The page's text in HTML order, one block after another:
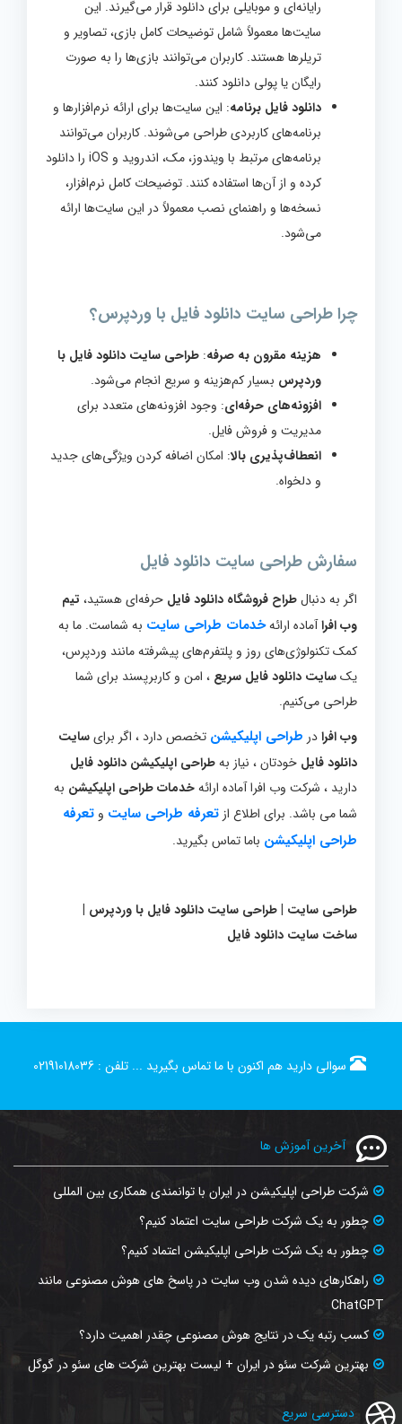
رایانه‌ای و موبایلی برای دانلود قرار می‌گیرند. این
سایت‌ها معمولاً شامل توضیحات کامل بازی، تصاویر و
تریلرها هستند. کاربران می‌توانند بازی‌ها را به صورت
رایگان یا پولی دانلود کنند.
دانلود فایل برنامه: این سایت‌ها برای ارائه نرم‌افزارها و
برنامه‌های کاربردی طراحی می‌شوند. کاربران می‌توانند
برنامه‌های مرتبط با ویندوز، مک، اندروید و iOS را دانلود
کرده و از آن‌ها استفاده کنند. توضیحات کامل نرم‌افزار،
نسخه‌ها و راهنمای نصب معمولاً در این سایت‌ها ارائه
می‌شود.
چرا طراحی سایت دانلود فایل با وردپرس؟
هزینه مقرون به صرفه: طراحی سایت دانلود فایل با
وردپرس بسیار کم‌هزینه و سریع انجام می‌شود.
افزونه‌های حرفه‌ای: وجود افزونه‌های متعدد برای
مدیریت و فروش فایل.
انعطاف‌پذیری بالا: امکان اضافه کردن ویژگی‌های جدید
و دلخواه.
سفارش طراحی سایت دانلود فایل
اگر به دنبالطراح فروشگاه دانلود فایل حرفه‌ای هستید، تیم
وب افراآماده ارائهخدمات طراحی سایت به شماست. ما به
کمک تکنولوژی‌های روز و پلتفرم‌های پیشرفته مانند وردپرس،
یکسایت دانلود فایل سریع ، امن و کاربرپسند برای شما
طراحی می‌کنیم.
وب افرادر طراحی اپلیکیشن تخصص دارد ، اگر برایسایت
دانلود فایل خودتان ، نیاز بهطراحی اپلیکیشن دانلود فایل
دارید ، شرکت وب افرا آماده ارائهخدمات طراحی اپلیکیشن به
شما می باشد. برای اطلاع از تعرفه طراحی سایت و تعرفه
طراحی اپلیکیشن باما تماس بگیرید.
طراحی سایت | طراحی سایت دانلود فایل با وردپرس |
ساخت سایت دانلود فایل
سوالی دارید هم اکنون با ما تماس بگیرید ... تلفن : 02191018036
آخرین آموزش ها
شرکت طراحی اپلیکیشن در ایران با توانمندی همکاری بین المللی
چطور به یک شرکت طراحی سایت اعتماد کنیم؟
چطور به یک شرکت طراحی اپلیکیشن اعتماد کنیم؟
راهکارهای دیده شدن وب‌ سایت در پاسخ‌ های هوش مصنوعی مانند
ChatGPT
کسب رتبه یک در نتایج هوش مصنوعی چقدر اهمیت دارد؟
بهترین شرکت سئو در ایران + لیست بهترین شرکت های سئو در گوگل
دسترسی سریع